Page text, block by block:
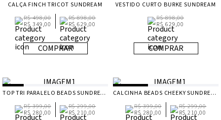
CALÇA FINCH TRICOT SUNDREAM
R$ 498,00
R$ 349,00
R$ 898,00
R$ 629,00
COMPRAR
VESTIDO CURTO BURKE SUNDREAM
R$ 898,00
R$ 629,00
COMPRAR
TOP TRI PARALELO BEADS SUNDREAM
R$ 399,00
R$ 280,00
R$ 299,00
R$ 210,00
CALCINHA BEADS CHEEKY SUNDREAM
R$ 399,00
R$ 280,00
R$ 299,00
R$ 210,00